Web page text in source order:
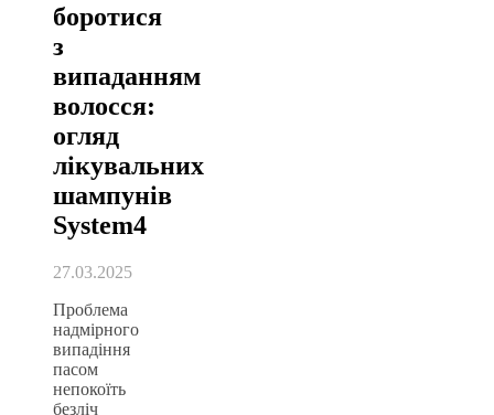
боротися
з
випаданням
волосся:
огляд
лікувальних
шампунів
System4
27.03.2025
Проблема
надмірного
випадіння
пасом
непокоїть
безліч